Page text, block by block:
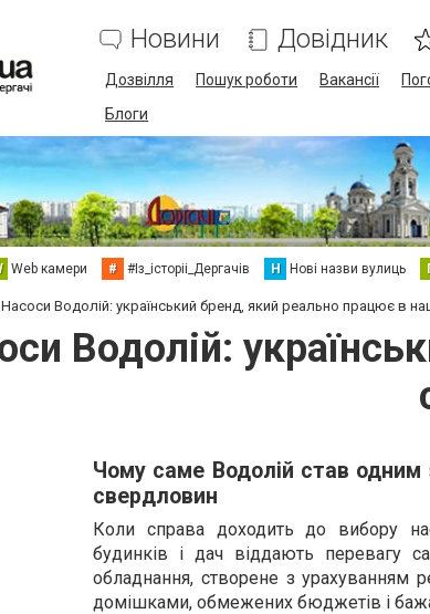
Новини Довідник
Дозвілля Пошук роботи Вакансії
Блоги
Web камери # #Із_історіі_Дергачів Н Нові назви вулиць
Насоси Водолій: український бренд, який реально працює в
Водолій:
Чому саме Водолій став одним
свердловин
Коли справа доходить до вибору
будинків і дач віддають перевагу
обладнання, створене з урахуванням
домішками, обмежених бюджетів і